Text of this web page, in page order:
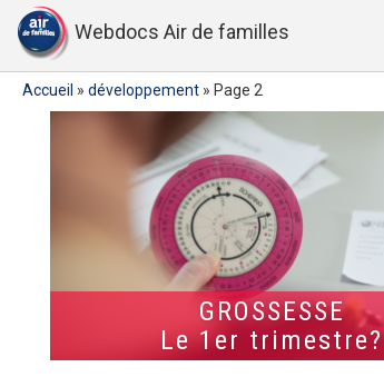
Webdocs Air de familles
Accueil » développement » Page 2
GROSSESSE
Le 1er trimestre?